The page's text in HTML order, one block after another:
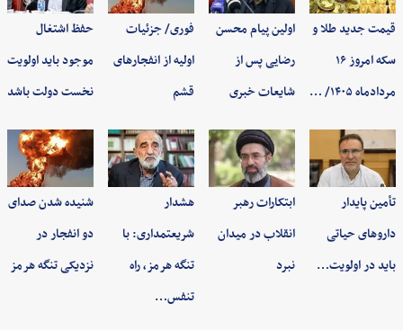
قیمت جدید طلا و
سکه امروز ۱۶
مردادماه ۱۴۰۵/ …
اولین پیام محسن
رضایی پس از
شایعات خبری
فوری/ جزئیات
اولیه از انفجارهای
قشم
حفظ اشتغال
موجود باید اولویت
نخست دولت باشد
تأمین پایدار
داروهای حیاتی
باید در اولویت…
ابتکارات رهبر
انقلاب در میدان
نبرد
هشدار
شریعتمداری: با
تنگه هرمز، راه
تنفس…
شنیده شدن صدای
دو انفجار در
نزدیکی تنگه هرمز